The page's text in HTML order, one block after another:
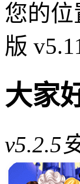
您的位
版
大家
v5.2.5